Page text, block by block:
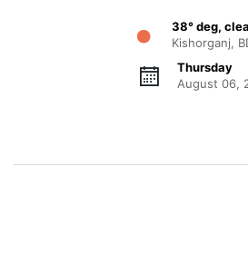
38° deg,
Kishorganj,
Thursday
August 06,